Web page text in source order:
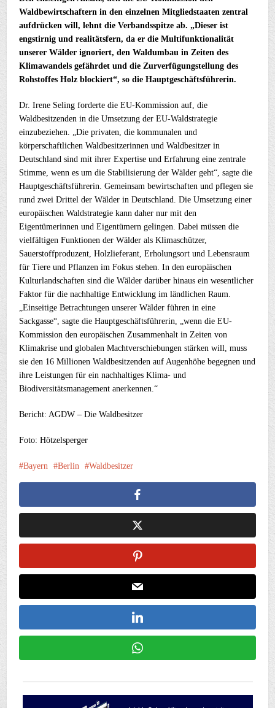
Waldbewirtschaftern in den einzelnen Mitgliedstaaten zentral
aufdrücken will, lehnt die Verbandsspitze ab. „Dieser ist
engstirnig und realitätsfern, da er die Multifunktionalität
unserer Wälder ignoriert, den Waldumbau in Zeiten des
Klimawandels gefährdet und die Zurverfügungstellung des
Rohstoffes Holz blockiert“, so die Hauptgeschäftsführerin.
Dr. Irene Seling forderte die EU-Kommission auf, die
Waldbesitzenden in die Umsetzung der EU-Waldstrategie
einzubeziehen. „Die privaten, die kommunalen und
körperschaftlichen Waldbesitzerinnen und Waldbesitzer in
Deutschland sind mit ihrer Expertise und Erfahrung eine zentrale
Stimme, wenn es um die Stabilisierung der Wälder geht“, sagte die
Hauptgeschäftsführerin. Gemeinsam bewirtschaften und pflegen sie
rund zwei Drittel der Wälder in Deutschland. Die Umsetzung einer
europäischen Waldstrategie kann daher nur mit den
Eigentümerinnen und Eigentümern gelingen. Dabei müssen die
vielfältigen Funktionen der Wälder als Klimaschützer,
Sauerstoffproduzent, Holzlieferant, Erholungsort und Lebensraum
für Tiere und Pflanzen im Fokus stehen. In den europäischen
Kulturlandschaften sind die Wälder darüber hinaus ein wesentlicher
Faktor für die nachhaltige Entwicklung im ländlichen Raum.
„Einseitige Betrachtungen unserer Wälder führen in eine
Sackgasse“, sagte die Hauptgeschäftsführerin, „wenn die EU-
Kommission den europäischen Zusammenhalt in Zeiten von
Klimakrise und globalen Machtverschiebungen stärken will, muss
sie den 16 Millionen Waldbesitzenden auf Augenhöhe begegnen und
ihre Leistungen für ein nachhaltiges Klima- und
Biodiversitätsmanagement anerkennen.“
Bericht: AGDW – Die Waldbesitzer
Foto: Hötzelsperger
Bayern Berlin Waldbesitzer